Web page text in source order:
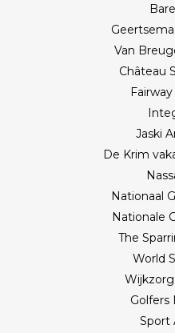
Van
Château
Jaski
De Krim
Nationaal
Nationale
The
World
Golfers
Sport